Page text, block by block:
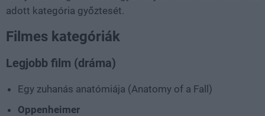
adott kategória győztesét.
Filmes kategóriák
Legjobb film (dráma)
Egy zuhanás anatómiája (Anatomy of a Fall)
Oppenheimer